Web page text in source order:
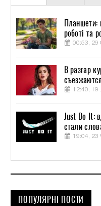
Планшети:
роботі та
00:53, 29
В разгар
12:40, 19
Just Do It:
стали
19:04, 23
ПОПУЛЯРНІ ПОСТИ